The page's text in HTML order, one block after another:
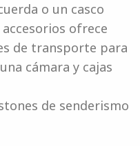
o un casco
ofrece
de transporte para
cámara y cajas
de senderismo